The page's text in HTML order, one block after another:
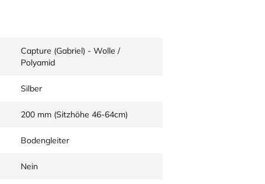
Capture (Gabriel) - Wolle /
Polyamid
Silber
200 mm (Sitzhöhe 46-64cm)
Bodengleiter
Nein